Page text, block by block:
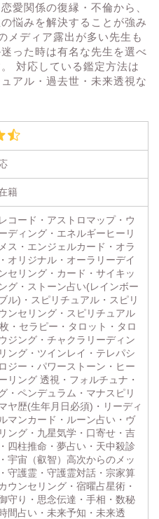
愛関係の復縁・不倫から、
悩みを解決することが強み
メディア露出が多い先生も
った時は有名な先生を選べ
対応している鑑定方法は
アル・過去世・未来透視な
籍
コード・アストロマップ・ウ
ディング・エネルギーヒーリ
ス・エンジェルカード・オラ
オリジナル・オーラリーデイ
セリング・カード・サイキッ
グ・ストーン占い(レインボー
ル)・スピリチュアル・スピリ
ンセリング・スピリチュアル
・セラピー・タロット・タロ
ジング・チャクラリーディン
ング・ツインレイ・テレパシ
ジー・パワーストーン・ヒー
リング 透視・フォルチュナ・
・ペンデュラム・マナスピリ
ヤ歴(生年月日必須)・リーディ
マンカード・ルーン占い・ヴ
ング・九星気学・口寄せ・吉
四柱推命・夢占い・天中殺診
宇宙（叡智）高次からのメッ
守護霊・守護霊対話・宗家算
ウンセリング・宿曜占星術・
守り・思念伝達・手相・数秘
間占い・未来予知・未来透